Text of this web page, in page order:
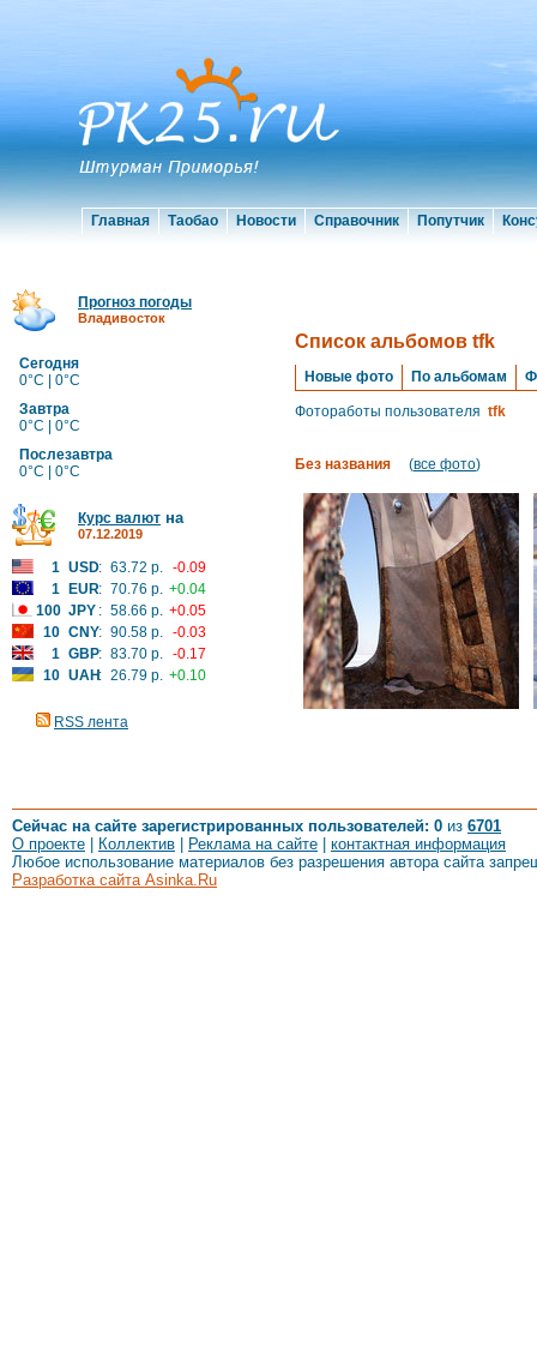
Главная Таобао Новости Справочник Попутчик
Прогноз погоды
Владивосток
Сегодня
0°C | 0°C
Завтра
0°C | 0°C
Послезавтра
0°C | 0°C
Курс валют на
07.12.2019
1 USD: 63.72 р. -0.09
1
EUR: 70.76 р. +0.04
100 JPY : 58.66 р. +0.05
10 CNY: 90.58 р. -0.03
1 GBP: 83.70 р. -0.17
10 UAH: 26.79 р. +0.10
RSS лента
Список альбомов tfk
Новые фото По альбомам
Фотоработы пользователя tfk
Без названия (все фото)
Сейчас на сайте зарегистрированных пользователей: 0 из 6701
О проекте
Коллектив Реклама на сайте
контактная информация
Любое использование материалов без разрешения автора сайта
Разработка сайта Asinka.Ru